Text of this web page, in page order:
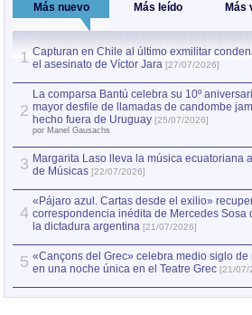
Más nuevo Más leído Más
1 Capturan en Chile al último exmilitar
el asesinato de Víctor Jara [27/07/2026]
2
La comparsa Bantú celebra su 10º
mayor desfile de llamadas de candombe
hecho fuera de Uruguay [25/07/2026]
por Manel Gausachs
3 Margarita Laso lleva la música ecuatoriana
de Músicas [22/07/2026]
4
«Pájaro azul. Cartas desde el exilio»
correspondencia inédita de Mercedes Sosa
la dictadura argentina [21/07/2026]
5 «Cançons del Grec» celebra medio siglo de
en una noche única en el Teatre Grec [21/07/